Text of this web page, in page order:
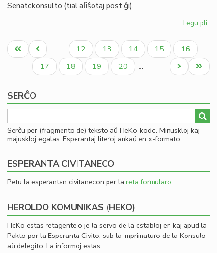
Senatokonsulto (tial aﬁŝotaj post ĝi).
Legu pli
pri
Pagination
Unua
paĝo
Antaŭa
paĝo
… Paĝo
12 Paĝo
13 Paĝo
14 Paĝo
15
Aktuala
paĝo
16
Paĝo
17 Paĝo
18 Paĝo
19 Paĝo
20 …
Last
page
Next
page
SERĈO
Serĉu per (fragmento de) teksto aŭ HeKo-kodo. Minuskloj kaj
majuskloj egalas. Esperantaj literoj ankaŭ en x-formato.
ESPERANTA CIVITANECO
Petu la esperantan civitanecon per la reta formularo.
HEROLDO KOMUNIKAS (HEKO)
HeKo estas retagentejo je la servo de la establoj en kaj apud la
Pakto por la Esperanta Civito, sub la imprimaturo de la Konsulo
aŭ delegito. La informoj estas: